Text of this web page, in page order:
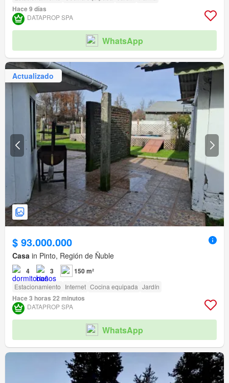
Hace 9 días
DATAPROP SPA
WhatsApp
Actualizado
$ 93.000.000
Casa in Pinto, Región de Ñuble
4 3 150 m²
Estacionamiento Internet Cocina equipada Jardín
Hace 3 horas 22 minutos
DATAPROP SPA
WhatsApp